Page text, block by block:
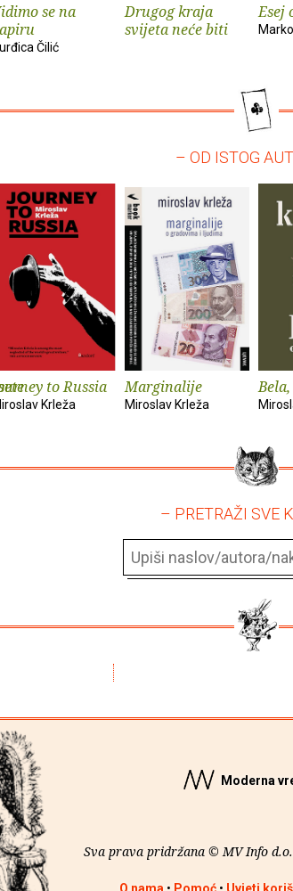
se na
Čilić
Drugog kraja
svijeta neće biti
Esej
– OD ISTOG
to Russia
Krleža
Marginalije
Miroslav Krleža
– PRETRAŽI SVE
Moderna
Sva prava pridržana © MV Info
O nama • Pomoć• Uvjeti